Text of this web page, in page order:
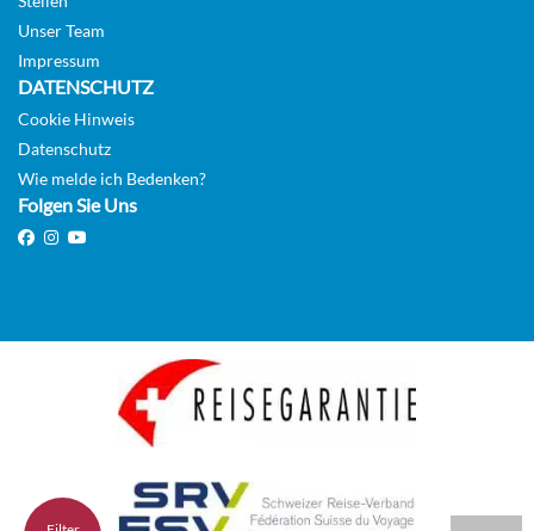
Unser Team
Impressum
DATENSCHUTZ
Cookie Hinweis
Datenschutz
Wie melde ich Bedenken?
Folgen Sie Uns